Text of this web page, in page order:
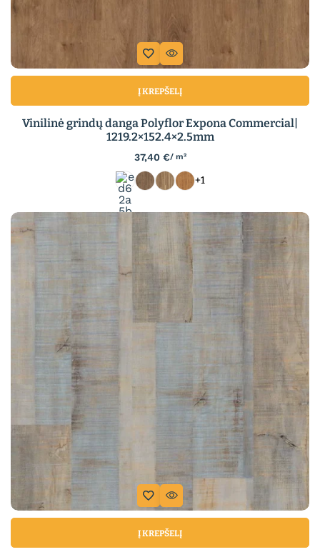
Į KREPŠELĮ
Vinilinė grindų danga Polyflor Expona Commercial|
1219.2×152.4×2.5mm
37,40 €/ m²
+1
Į KREPŠELĮ